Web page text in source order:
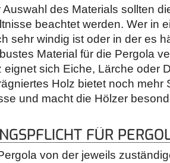
Auswahl des Materials sollten
beachtet werden. Wer in
sehr windig ist oder in der es
Material für die Pergola
eignet sich Eiche, Lärche oder
Holz bietet noch mehr
und macht die Hölzer
FÜR
von der jeweils